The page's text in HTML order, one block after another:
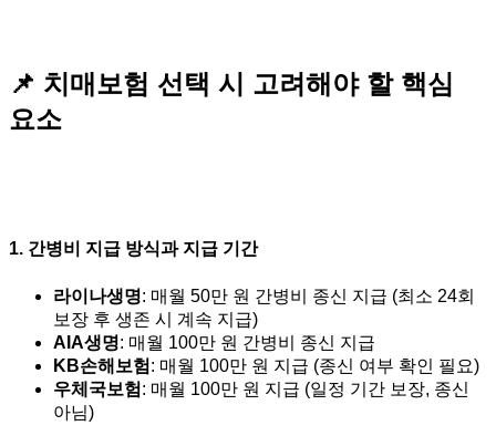
📌 치매보험 선택 시 고려해야 할 핵심
요소
1. 간병비 지급 방식과 지급 기간
라이나생명: 매월 50만 원 간병비 종신 지급 (최소 24회
보장 후 생존 시 계속 지급)
AIA생명: 매월 100만 원 간병비 종신 지급
KB손해보험 : 매월 100만 원 지급 (종신 여부 확인 필요)
우체국보험 : 매월 100만 원 지급 (일정 기간 보장, 종신
아님)